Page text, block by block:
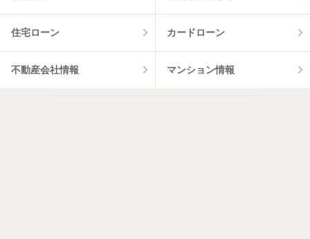
住宅ローン カードローン
不動産会社情報 マンション情報